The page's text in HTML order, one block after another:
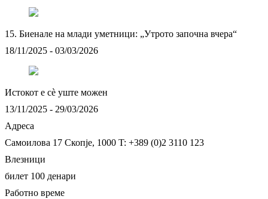
15. Биенале на млади уметници: „Утрото започна вчера“
18/11/2025 - 03/03/2026
Истокот e сè уште можен
13/11/2025 - 29/03/2026
Адреса
Самоилова 17 Скопје, 1000 T: +389 (0)2 3110 123
Влезници
билет 100 денари
Работно време